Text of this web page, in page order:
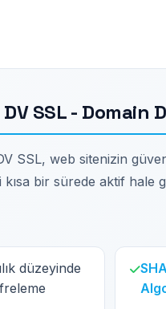
SSL - Domain
SSL, web sitenizin
bir sürede aktif hale
düzeyinde